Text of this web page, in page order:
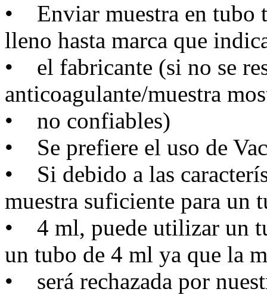
• Enviar muestra en tubo
lleno hasta marca que
• el fabricante (si no se
anticoagulante/muestra
• no confiables)
• Se prefiere el uso de
• Si debido a las
muestra suficiente para un
• 4 ml, puede utilizar un
un tubo de 4 ml ya que la
• será rechazada por